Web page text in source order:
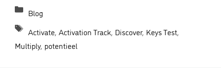
Blog
Activate, Activation Track, Discover, Keys Test,
Multiply, potentieel